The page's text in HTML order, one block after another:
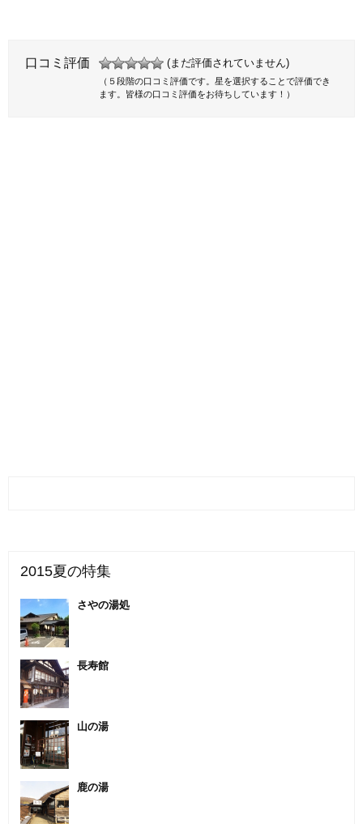
口コミ評価 (まだ評価されていません)
（５段階の口コミ評価です。星を選択することで評価でき
ます。皆様の口コミ評価をお待ちしています！）
2015夏の特集
さやの湯処
長寿館
山の湯
鹿の湯